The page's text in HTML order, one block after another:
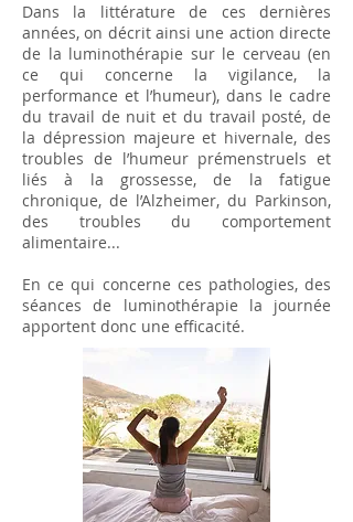
Dans la littérature de ces dernières
années, on décrit ainsi une action directe
de la luminothérapie sur le cerveau (en
ce qui concerne la vigilance, la
performance et l’humeur), dans le cadre
du travail de nuit et du travail posté, de
la dépression majeure et hivernale, des
troubles de l’humeur prémenstruels et
liés à la grossesse, de la fatigue
chronique, de l’Alzheimer, du Parkinson,
des troubles du comportement
alimentaire...
En ce qui concerne ces pathologies, des
séances de luminothérapie la journée
apportent donc une efficacité.